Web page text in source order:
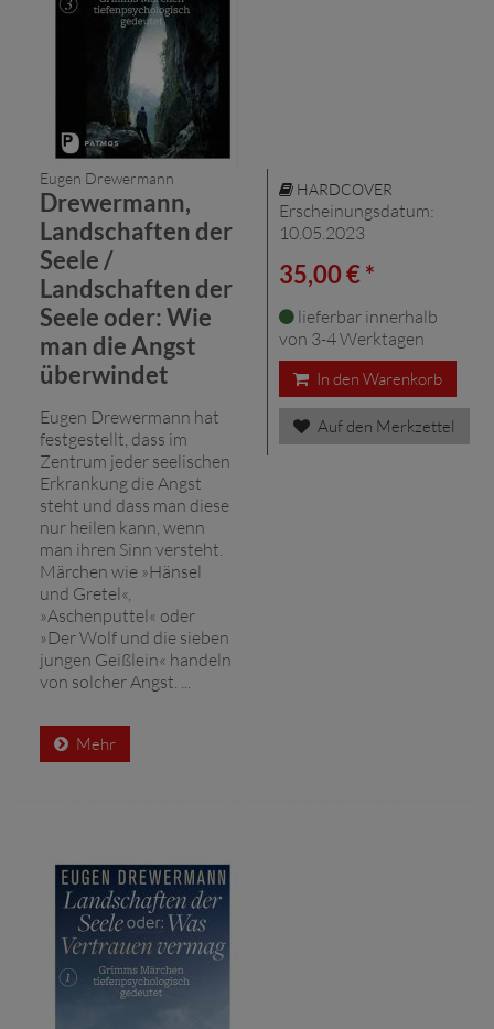
Eugen Drewermann
Drewermann,
Landschaften der
Seele /
Landschaften der
Seele oder: Wie
man die Angst
überwindet
Eugen Drewermann hat
festgestellt, dass im
Zentrum jeder seelischen
Erkrankung die Angst
steht und dass man diese
nur heilen kann, wenn
man ihren Sinn versteht.
Märchen wie »Hänsel
und Gretel«,
»Aschenputtel« oder
»Der Wolf und die sieben
jungen Geißlein« handeln
von solcher Angst. ...
Mehr
HARDCOVER
Erscheinungsdatum:
10.05.2023
35,00 € *
lieferbar innerhalb
von 3-4 Werktagen
In den Warenkorb
Auf den Merkzettel